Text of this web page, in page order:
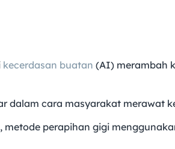
kecerdasan buatan (AI) merambah
dalam cara masyarakat merawat
, metode perapihan gigi